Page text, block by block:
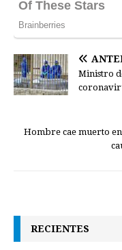
Ministro
Hombre cae muerto
RECIENTES